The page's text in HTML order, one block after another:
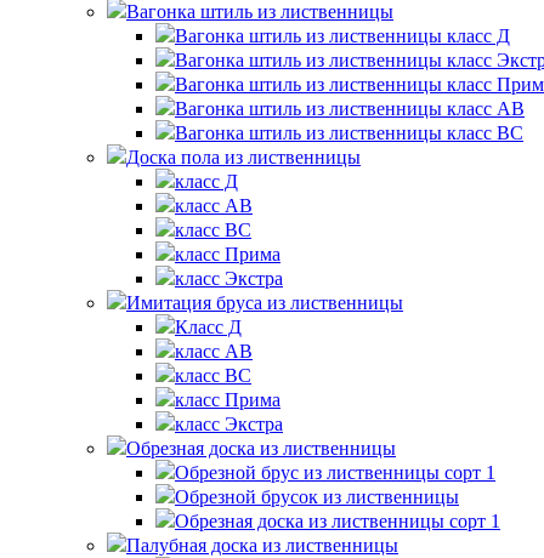
Вагонка штиль из лиственницы
Вагонка штиль из лиственницы класс Д
Вагонка штиль из лиственницы класс
Вагонка штиль из лиственницы класс
Вагонка штиль из лиственницы класс АВ
Вагонка штиль из лиственницы класс BС
Доска пола из лиственницы
класс Д
класс AB
класс ВС
класс Прима
класс Экстра
Имитация бруса из лиственницы
Класс Д
класс AB
класс BC
класс Прима
класс Экстра
Обрезная доска из лиственницы
Обрезной брус из лиственницы сорт 1
Обрезной брусок из лиственницы
Обрезная доска из лиственницы сорт 1
Палубная доска из лиственницы